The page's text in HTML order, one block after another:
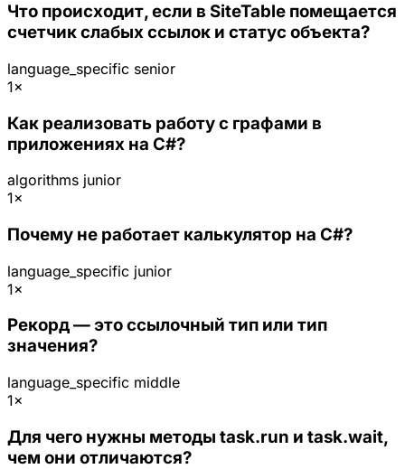
Что происходит, если в SiteTable помещается
счетчик слабых ссылок и статус объекта?
language_specific senior
1×
Как реализовать работу с графами в
приложениях на C#?
algorithms junior
1×
Почему не работает калькулятор на C#?
language_specific junior
1×
Рекорд — это ссылочный тип или тип
значения?
language_specific middle
1×
Для чего нужны методы task.run и task.wait,
чем они отличаются?